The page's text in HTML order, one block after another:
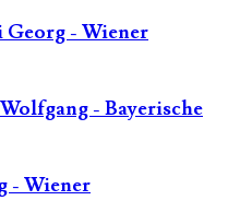
Georg - Wiener
- Bayerische
- Wiener